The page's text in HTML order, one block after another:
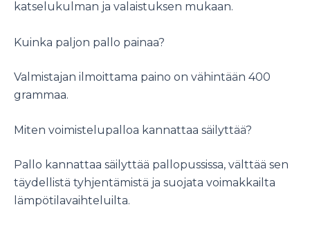
katselukulman ja valaistuksen mukaan.
Kuinka paljon pallo painaa?
Valmistajan ilmoittama paino on vähintään 400
grammaa.
Miten voimistelupalloa kannattaa säilyttää?
Pallo kannattaa säilyttää pallopussissa, välttää sen
täydellistä tyhjentämistä ja suojata voimakkailta
lämpötilavaihteluilta.